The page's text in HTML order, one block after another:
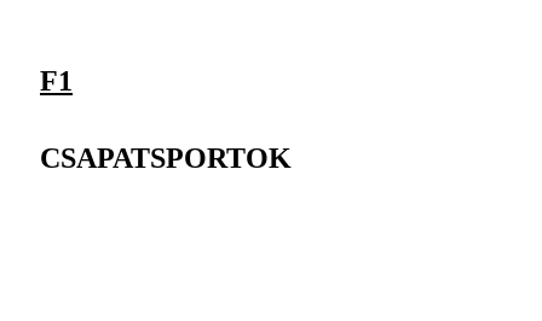
F1
CSAPATSPORTOK